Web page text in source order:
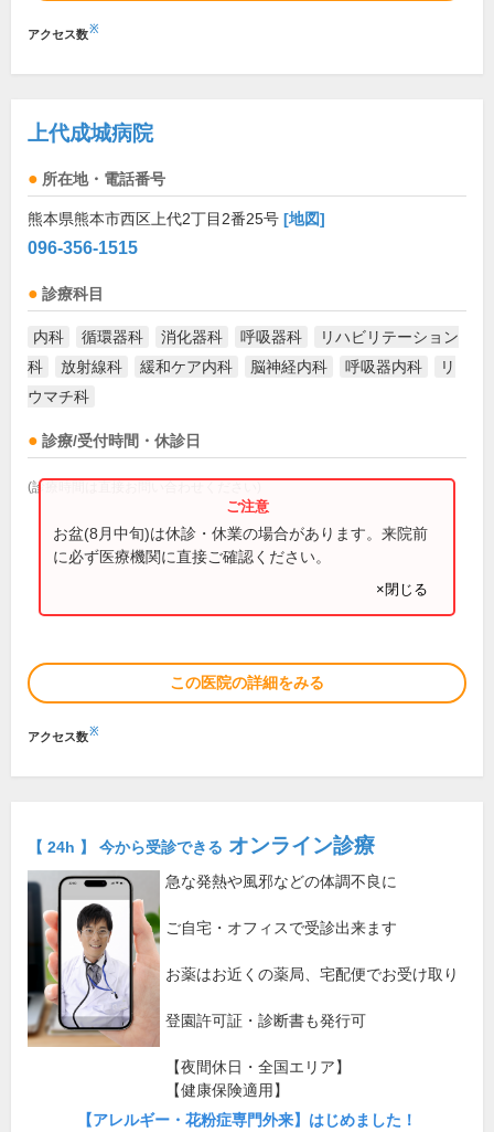
アクセス数※
上代成城病院
所在地・電話番号
熊本県熊本市西区上代2丁目2番25号 [地図]
096-356-1515
診療科目
内科 循環器科 消化器科 呼吸器科
リハビリテーション
科
放射線科 緩和ケア内科 脳神経内科 呼吸器内科
リ
ウマチ科
診療/受付時間・休診日
(診療時間は直接お問い合わせください)
お盆(8月中旬)は休診・休業の場合があります。来院前
に必ず医療機関に直接ご確認ください。
×閉じる
この医院の詳細をみる
アクセス数※
【 24h 】 今から受診できる オンライン診療
急な発熱や風邪などの体調不良に
ご自宅・オフィスで受診出来ます
お薬はお近くの薬局、宅配便でお受け取り
登園許可証・診断書も発行可
【夜間休日・全国エリア】
【健康保険適用】
【アレルギー・花粉症専門外来】はじめました！